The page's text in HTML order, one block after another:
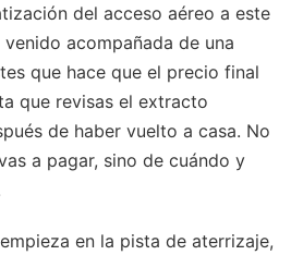
del acceso aéreo a este
acompañada de una
que hace que el precio final
que revisas el extracto
de haber vuelto a casa. No
a pagar, sino de cuándo y
en la pista de aterrizaje,